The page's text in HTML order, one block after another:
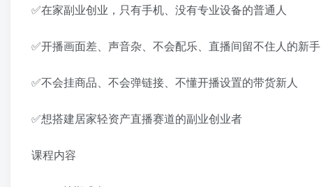
✅在家副业创业，只有手机、没有专业设备的普通人
✅开播画面差、声音杂、不会配乐、直播间留不住人的新手
✅不会挂商品、不会弹链接、不懂开播设置的带货新人
✅想搭建居家轻资产直播赛道的副业创业者
课程内容